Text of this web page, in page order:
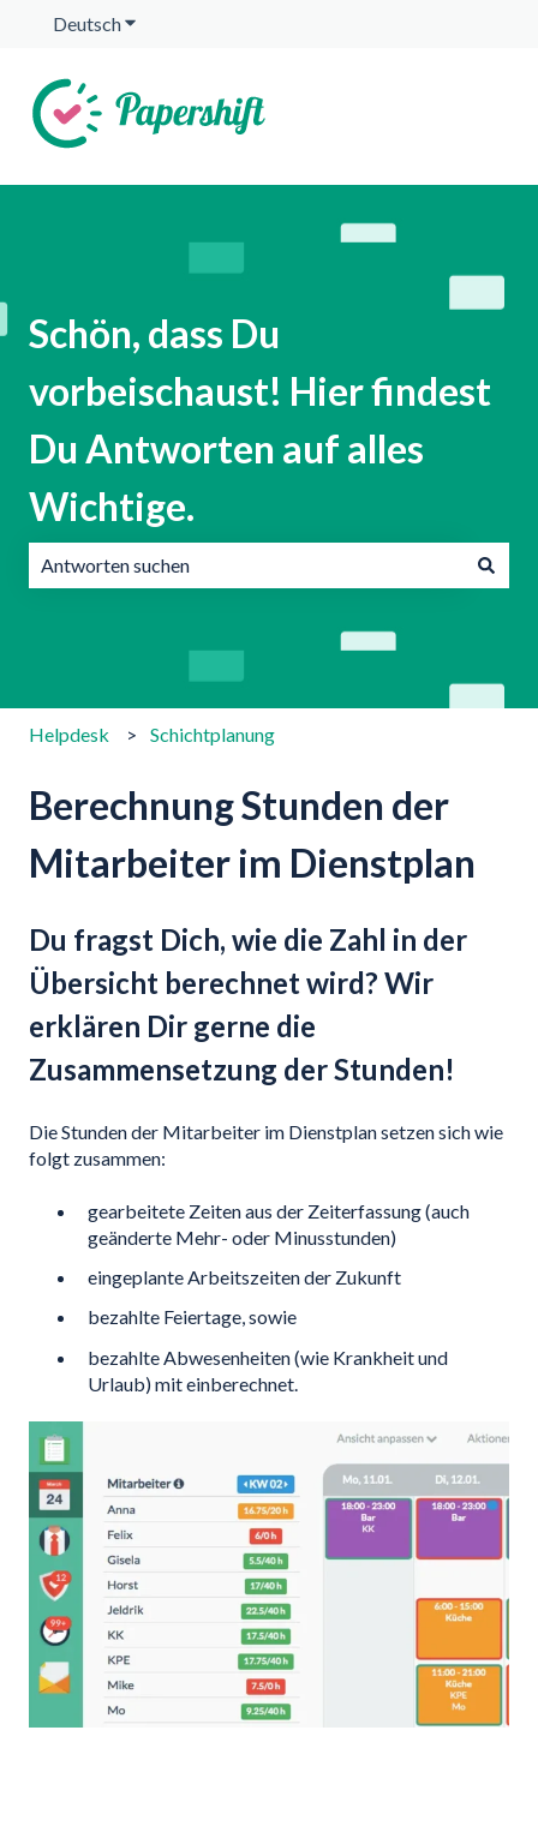
DeutschUntermenü für Übersetzungen anzeigen
Schön, dass Du
vorbeischaust! Hier findest
Du Antworten auf alles
Wichtige.
Helpdesk Schichtplanung
Berechnung Stunden der
Mitarbeiter im Dienstplan
Du fragst Dich, wie die Zahl in der
Übersicht berechnet wird? Wir
erklären Dir gerne die
Zusammensetzung der Stunden!
Die Stunden der Mitarbeiter im Dienstplan setzen sich wie
folgt zusammen:
gearbeitete Zeiten aus der Zeiterfassung (auch
geänderte Mehr- oder Minusstunden)
eingeplante Arbeitszeiten der Zukunft
bezahlte Feiertage, sowie
bezahlte Abwesenheiten (wie Krankheit und
Urlaub) mit einberechnet.